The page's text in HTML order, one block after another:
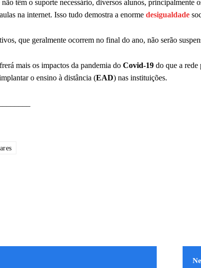
têm o suporte necessário, diversos alunos, principalmente
na internet. Isso tudo demostra a enorme desigualdade
que geralmente ocorrem no final do ano, não serão
mais os impactos da pandemia do Covid-19 do que a rede
o ensino à distância (EAD) nas instituições.